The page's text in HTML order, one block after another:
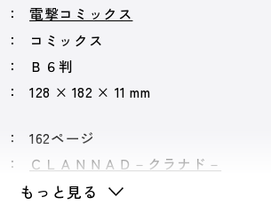
電撃コミックス
コミックス
Ｂ６判
128 × 182 × 11 mm
162ページ
ＣＬＡＮＮＡＤ－クラナド－
もっと見る